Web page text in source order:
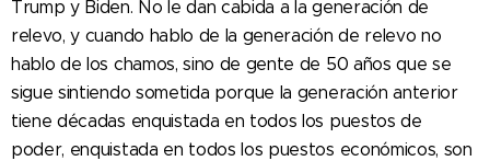
Trump y Biden. No le dan cabida a la generación de
relevo, y cuando hablo de la generación de relevo no
hablo de los chamos, sino de gente de 50 años que se
sigue sintiendo sometida porque la generación anterior
tiene décadas enquistada en todos los puestos de
poder, enquistada en todos los puestos económicos, son